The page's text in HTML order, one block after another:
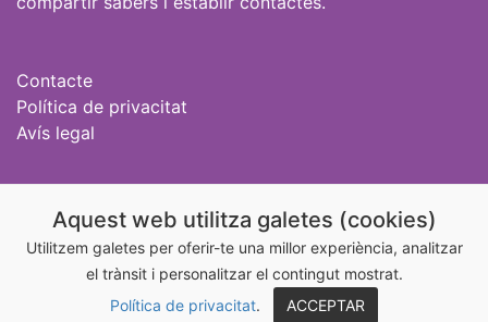
Aquest web utilitza galetes (cookies)
Utilitzem galetes per oferir-te una millor experiència, analitzar
el trànsit i personalitzar el contingut mostrat.
Política de privacitat. ACCEPTAR
Contacte
Política de privacitat
Avís legal
Igualtat Sant Boi
@igualtatstboi
@aixonoesamor_stboi